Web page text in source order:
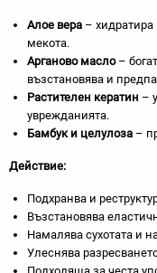
Алое вера –
мекота.
Арганово масло–
възстановява и
Растителен кератин –
уврежданията.
Бамбук и целулоза –
Действие:
Подхранва и
Възстановява
Намалява сухотата и
Улеснява